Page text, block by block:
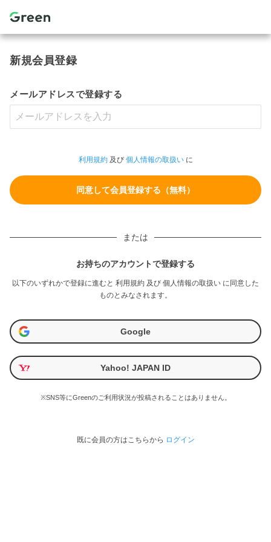
新規会員登録
メールアドレスで登録する
利用規約及び 個人情報の取扱いに
または
お持ちのアカウントで登録する
以下のいずれかで登録に進むと 利用規約 及び 個人情報の取扱い に同意した
ものとみなされます。
Google
Yahoo! JAPAN ID
※SNS等にGreenのご利用状況が投稿されることはありません。
既に会員の方はこちらから ログイン